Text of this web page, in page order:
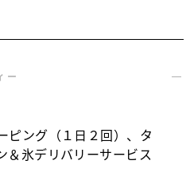
ー
ピング（１日２回）、タ
＆氷デリバリーサービス